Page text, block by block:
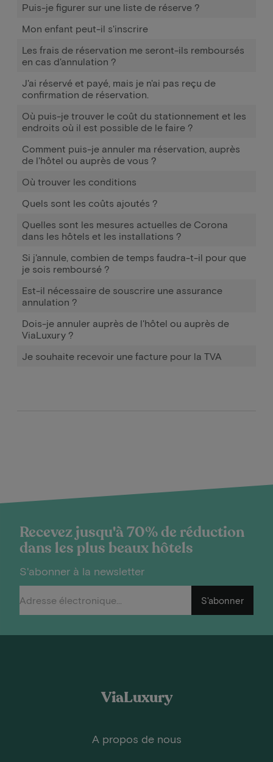
Puis-je figurer sur une liste de réserve ?
Mon enfant peut-il s'inscrire
Les frais de réservation me seront-ils remboursés
en cas d'annulation ?
J'ai réservé et payé, mais je n'ai pas reçu de
confirmation de réservation.
Où puis-je trouver le coût du stationnement et les
endroits où il est possible de le faire ?
Comment puis-je annuler ma réservation, auprès
de l'hôtel ou auprès de vous ?
Où trouver les conditions
Quels sont les coûts ajoutés ?
Quelles sont les mesures actuelles de Corona
dans les hôtels et les installations ?
Si j'annule, combien de temps faudra-t-il pour que
je sois remboursé ?
Est-il nécessaire de souscrire une assurance
annulation ?
Dois-je annuler auprès de l'hôtel ou auprès de
ViaLuxury ?
Je souhaite recevoir une facture pour la TVA
Recevez jusqu'à 70% de réduction
dans les plus beaux hôtels
S'abonner à la newsletter
S'abonner
ViaLuxury
A propos de nous